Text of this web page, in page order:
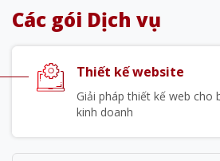
Các gói Dịch vụ
Thiết kế website
Giải pháp thiết kế web cho
kinh doanh